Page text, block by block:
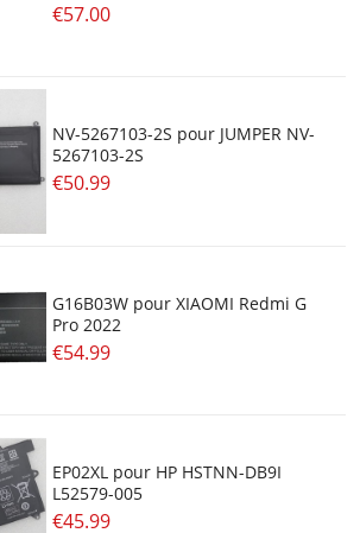
€57.00
NV-5267103-2S pour JUMPER NV-
5267103-2S
€50.99
G16B03W pour XIAOMI Redmi G
Pro 2022
€54.99
EP02XL pour HP HSTNN-DB9I
L52579-005
€45.99